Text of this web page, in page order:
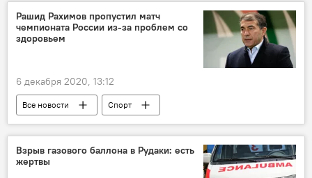
Рашид Рахимов пропустил матч
чемпионата России из-за проблем со
здоровьем
6 декабря 2020, 13:12
Все новости
Спорт
Рашид Рахимов
Россия
Взрыв газового баллона в Рудаки: есть
жертвы